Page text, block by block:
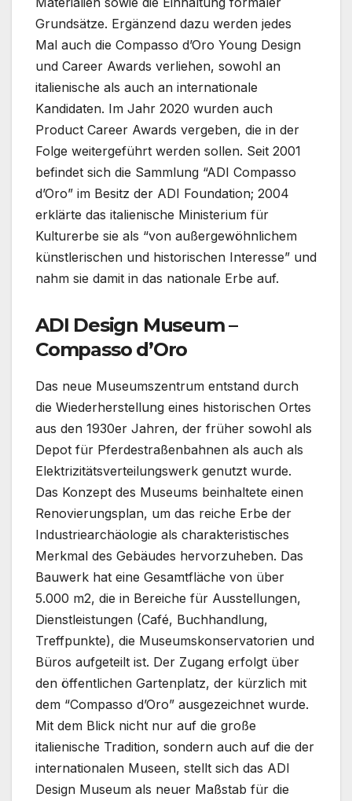
Grundsätze. Ergänzend dazu werden jedes
Mal auch die Compasso d’Oro Young Design
und Career Awards verliehen, sowohl an
italienische als auch an internationale
Kandidaten. Im Jahr 2020 wurden auch
Product Career Awards vergeben, die in der
Folge weitergeführt werden sollen. Seit 2001
befindet sich die Sammlung “ADI Compasso
d’Oro” im Besitz der ADI Foundation; 2004
erklärte das italienische Ministerium für
Kulturerbe sie als “von außergewöhnlichem
künstlerischen und historischen Interesse” und
nahm sie damit in das nationale Erbe auf.
ADI Design Museum –
Compasso d’Oro
Das neue Museumszentrum entstand durch
die Wiederherstellung eines historischen Ortes
aus den 1930er Jahren, der früher sowohl als
Depot für Pferdestraßenbahnen als auch als
Elektrizitätsverteilungswerk genutzt wurde.
Das Konzept des Museums beinhaltete einen
Renovierungsplan, um das reiche Erbe der
Industriearchäologie als charakteristisches
Merkmal des Gebäudes hervorzuheben. Das
Bauwerk hat eine Gesamtfläche von über
5.000 m2, die in Bereiche für Ausstellungen,
Dienstleistungen (Café, Buchhandlung,
Treffpunkte), die Museumskonservatorien und
Büros aufgeteilt ist. Der Zugang erfolgt über
den öffentlichen Gartenplatz, der kürzlich mit
dem “Compasso d’Oro” ausgezeichnet wurde.
Mit dem Blick nicht nur auf die große
italienische Tradition, sondern auch auf die der
internationalen Museen, stellt sich das ADI
Design Museum als neuer Maßstab für die